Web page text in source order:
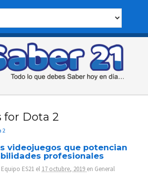
for Dota 2
2
videojuegos que potencian
profesionales
Equipo ES21 el 17 octubre, 2019 en General